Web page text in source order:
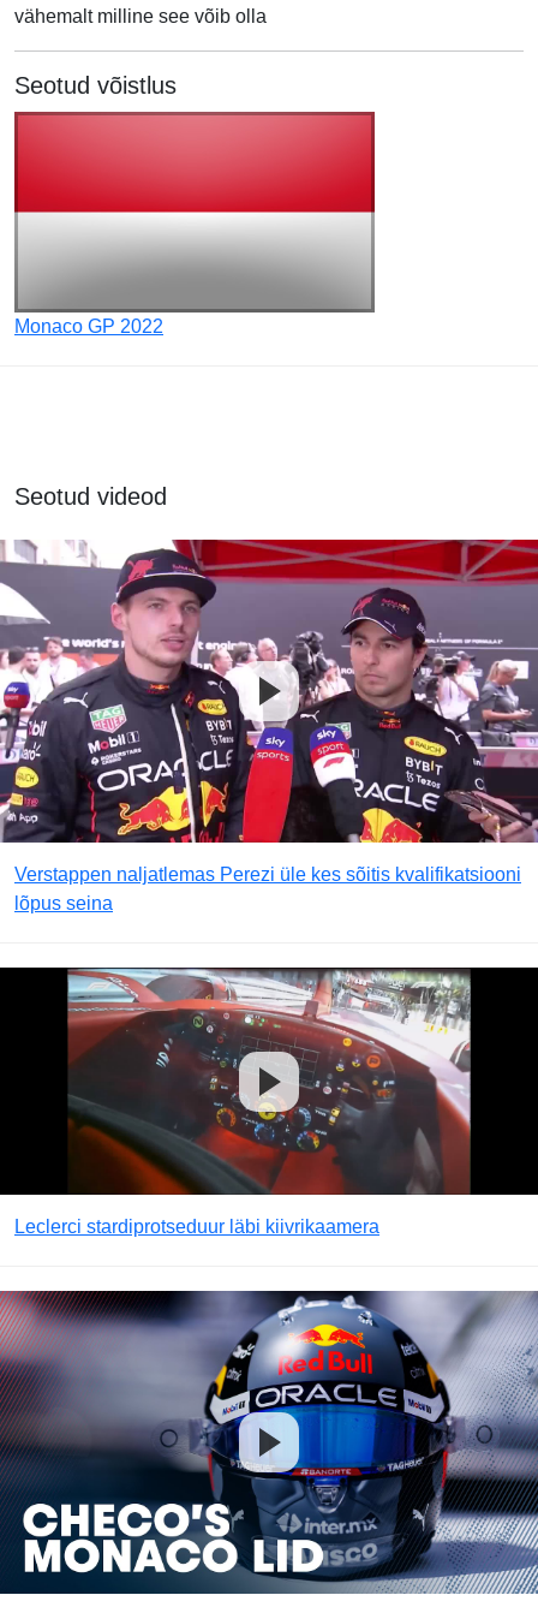
vähemalt milline see võib olla
Seotud võistlus
Monaco GP 2022
Seotud videod
Verstappen naljatlemas Perezi üle kes sõitis kvalifikatsiooni
lõpus seina
Leclerci stardiprotseduur läbi kiivrikaamera